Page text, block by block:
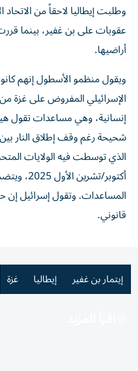
وطلبت إيطاليا لاحقاً من
عقوبات على بن غفير، بينما
‌أراضيها.
ويقول منظمو الأسطول إنهم
الإسرائيلي المفروض على غزة
إنسانية، وهي مساعدات تقول
شحيحة رغم وقف إطلاق النار
الذي توسطت ​فيه الولايات
أكتوبر/
المساعدات. وتقول إسرائيل إن
قانوني.
إيتمار بن غفير إيطاليا غزة